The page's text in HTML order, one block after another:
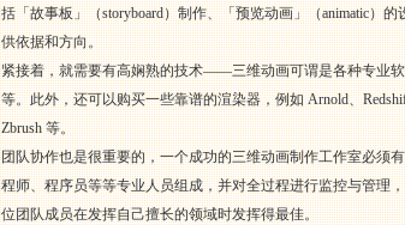
括「故事板」（storyboard）制作、「预览动画」（animatic）
供依据和方向。
紧接着，就需要有高娴熟的技术——三维动画可谓是各种专业软
等。此外，还可以购买一些靠谱的渲染器，例如 Arnold、
Zbrush 等。
团队协作也是很重要的，一个成功的三维动画制作工作室必须
程师、程序员等等专业人员组成，并对全过程进行监控与管理
位团队成员在发挥自己擅长的领域时发挥得最佳。